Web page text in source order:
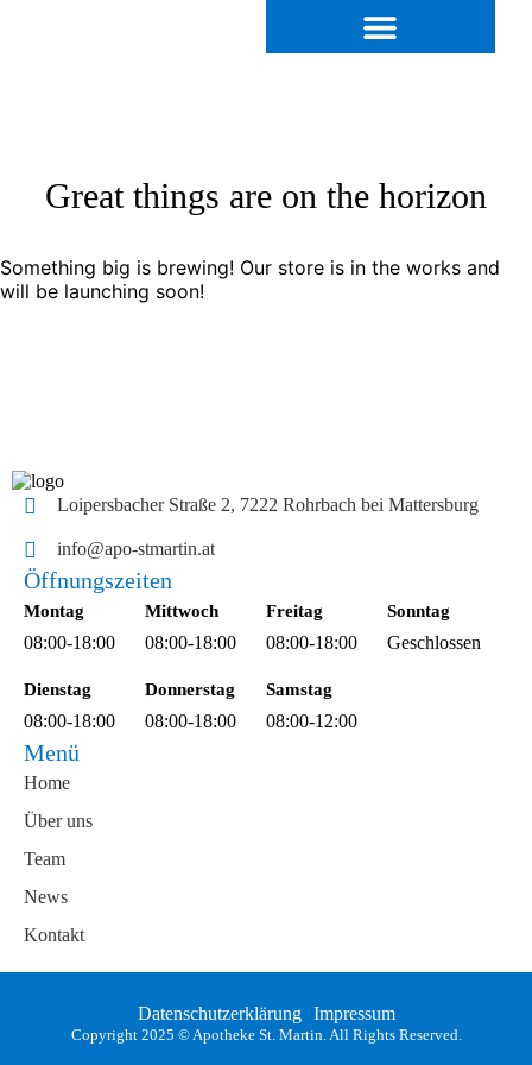
Great things are on the horizon
Something big is brewing! Our store is in the works and
will be launching soon!
Loipersbacher Straße 2, 7222 Rohrbach bei Mattersburg
info@apo-stmartin.at
Öffnungszeiten
Montag
08:00-18:00
Dienstag
08:00-18:00
Mittwoch
08:00-18:00
Donnerstag
08:00-18:00
Freitag
08:00-18:00
Samstag
08:00-12:00
Sonntag
Geschlossen
Menü
Home
Über uns
Team
News
Kontakt
Copyright 2025 © Apotheke St. Martin. All Rights Reserved.
Datenschutzerklärung Impressum